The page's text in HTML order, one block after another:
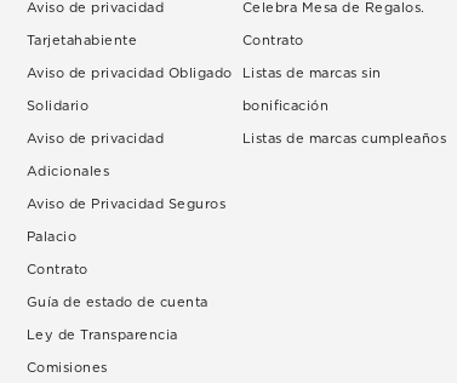
Aviso de privacidad
Tarjetahabiente
Aviso de privacidad Obligado
Solidario
Aviso de privacidad
Adicionales
Aviso de Privacidad Seguros
Palacio
Contrato
Guía de estado de cuenta
Ley de Transparencia
Comisiones
Celebra Mesa de Regalos.
Contrato
Listas de marcas sin
bonificación
Listas de marcas cumpleaños